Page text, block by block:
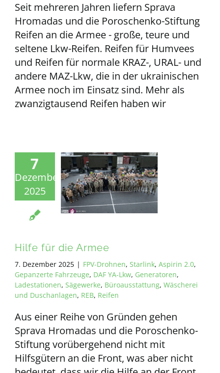
Seit mehreren Jahren liefern Sprava
Hromadas und die Poroschenko-Stiftung
Reifen an die Armee - große, teure und
seltene Lkw-Reifen. Reifen für Humvees
und Reifen für normale KRAZ-, URAL- und
andere MAZ-Lkw, die in der ukrainischen
Armee noch im Einsatz sind. Mehr als
zwanzigtausend Reifen haben wir
7
Dezember
2025
Hilfe für die Armee
7. Dezember 2025 | FPV-Drohnen, Starlink, Aspirin 2.0,
Gepanzerte Fahrzeuge, DAF YA-Lkw, Generatoren,
Ladestationen, Sägewerke, Büroausstattung, Wäscherei
und Duschanlagen, REB, Reifen
Aus einer Reihe von Gründen gehen
Sprava Hromadas und die Poroschenko-
Stiftung vorübergehend nicht mit
Hilfsgütern an die Front, was aber nicht